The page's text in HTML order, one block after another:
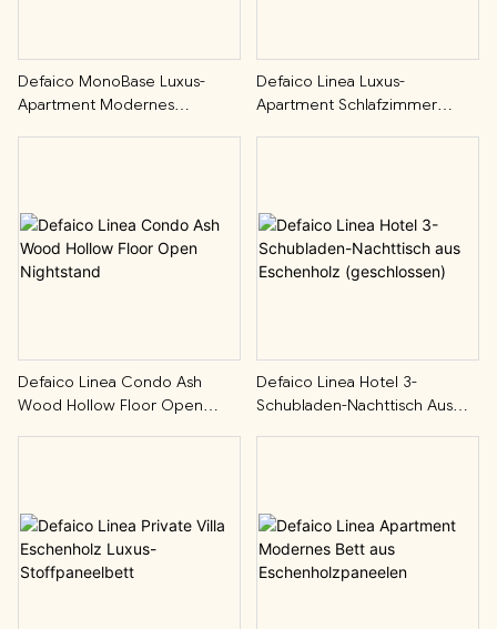
Defaico MonoBase Luxus-
Apartment Modernes
Defaico Linea Luxus-
Apartment Schlafzimmer
Defaico Linea Condo Ash
Wood Hollow Floor Open
Defaico Linea Hotel 3-
Schubladen-Nachttisch Aus